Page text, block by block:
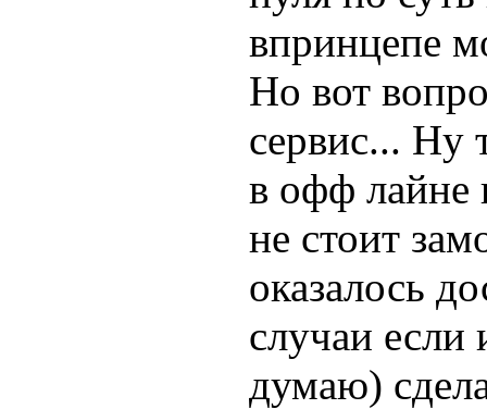
впринцепе
Но вот
сервис... Ну
в офф лайне
не стоит
оказалось
случаи если
думаю)